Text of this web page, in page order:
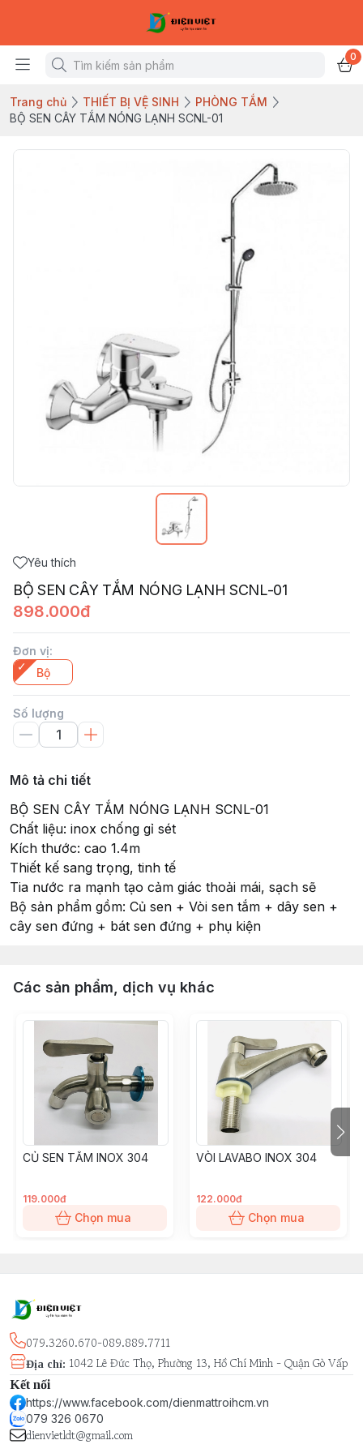
0
Trang chủ THIẾT BỊ VỆ SINH
PHÒNG TẮM
BỘ SEN CÂY TẮM NÓNG LẠNH SCNL-01
Yêu thích
BỘ SEN CÂY TẮM NÓNG LẠNH SCNL-01
898.000đ
Đơn vị:
Bộ
Số lượng
Mô tả chi tiết
BỘ SEN CÂY TẮM NÓNG LẠNH SCNL-01
Chất liệu: inox chống gỉ sét
Kích thước: cao 1.4m
Thiết kế sang trọng, tinh tế
Tia nước ra mạnh tạo cảm giác thoải mái, sạch sẽ
Bộ sản phẩm gồm: Củ sen + Vòi sen tắm + dây sen +
cây sen đứng + bát sen đứng + phụ kiện
Các sản phẩm, dịch vụ khác
CỦ SEN TẮM INOX 304
119.000đ
Chọn mua
VÒI LAVABO INOX 304
122.000đ
Chọn mua
079.3260.670-089.889.7711
Địa chỉ: 1042 Lê Đức Thọ, Phường 13, Hồ Chí Minh - Quận Gò Vấp
Kết nối
https://www.facebook.com/dienmattroihcm.vn
079 326 0670
dienvietldt@gmail.com